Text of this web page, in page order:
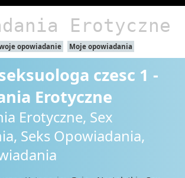
Erotyczne
opowiadanie Moje opowiadania
czesc 1 -
Erotyczne
Erotyczne, Sex
Seks Opowiadania,